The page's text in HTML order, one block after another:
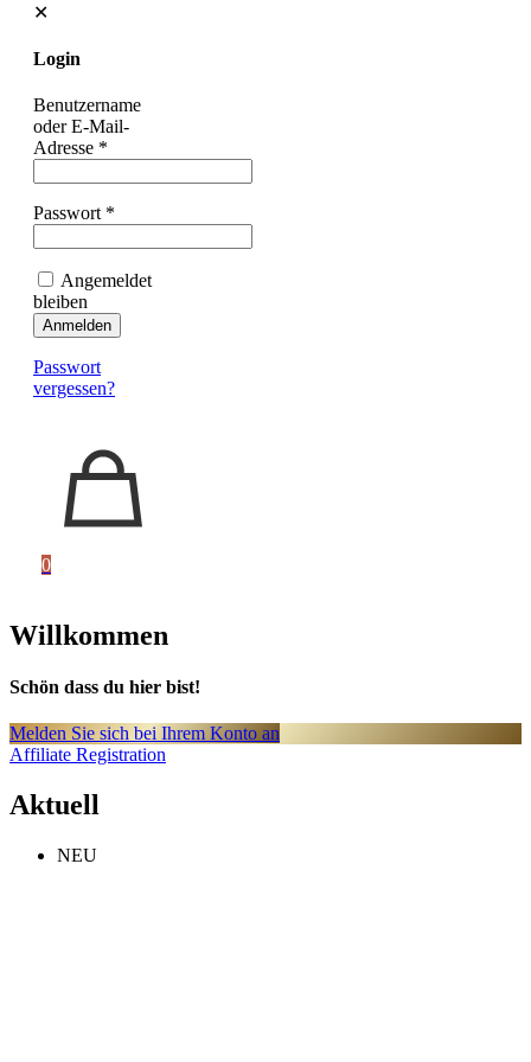
✕
Login
Benutzername
oder E-Mail-
Adresse *
Passwort *
Angemeldet
bleiben
Anmelden
Passwort
vergessen?
0
Willkommen
Schön dass du hier bist!
Melden Sie sich bei Ihrem Konto an
Affiliate Registration
Aktuell
NEU